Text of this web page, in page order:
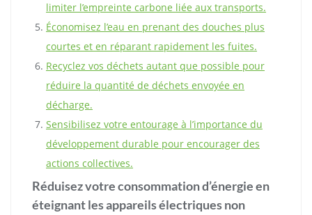
limiter l’empreinte carbone liée aux transports.
Économisez l’eau en prenant des douches plus
courtes et en réparant rapidement les fuites.
Recyclez vos déchets autant que possible pour
réduire la quantité de déchets envoyée en
décharge.
Sensibilisez votre entourage à l’importance du
développement durable pour encourager des
actions collectives.
Réduisez votre consommation d’énergie en
éteignant les appareils électriques non